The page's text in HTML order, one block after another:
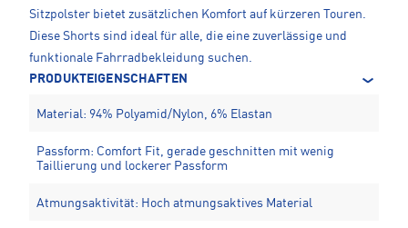
Sitzpolster bietet zusätzlichen Komfort auf kürzeren Touren.
Diese Shorts sind ideal für alle, die eine zuverlässige und
funktionale Fahrradbekleidung suchen.
PRODUKTEIGENSCHAFTEN
Material: 94% Polyamid/Nylon, 6% Elastan
Passform: Comfort Fit, gerade geschnitten mit wenig
Taillierung und lockerer Passform
Atmungsaktivität: Hoch atmungsaktives Material